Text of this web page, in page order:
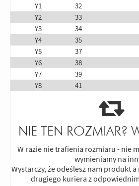
Y1
32
Y2
33
Y3
34
Y4
35
Y5
37
Y6
38
Y7
39
Y8
41
NIE TEN ROZMIAR?
W razie nie trafienia rozmiaru - nie
wymieniamy na
Wystarczy, że odeślesz nam produkt
drugiego kuriera z